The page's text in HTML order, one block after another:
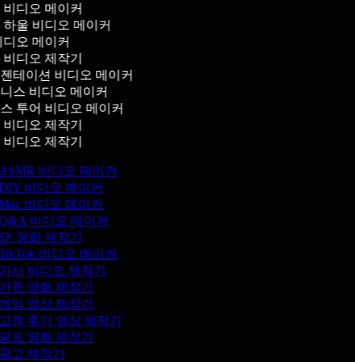
디오 메이커
울 비디오 메이커
오 메이커
디오 제작기
테이션 비디오 메이커
스 비디오 메이커
투어 비디오 메이커
디오 제작기
디오 제작기
비디오 메이커
비디오 메이커
비디오 메이커
비디오 메이커
영화 제작기
비디오 메이커
사 비디오 제작기
족 영화 제작기
임 영상 제작기
객 후기 영상 제작기
포 영화 제작기
고 제작기